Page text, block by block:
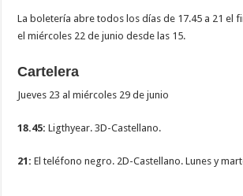
La boletería abre todos los días de 17.45 a 21 el
el miércoles 22 de junio desde las 15.
Cartelera
Jueves 23 al miércoles 29 de junio
18.45: Ligthyear. 3D-Castellano.
21: El teléfono negro. 2D-Castellano. Lunes y